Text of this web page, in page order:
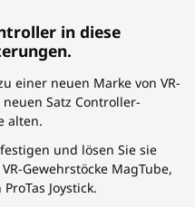
in diese
einer neuen Marke von VR-
Satz Controller-
alten.
und lösen Sie sie
Gewehrstöcke MagTube,
Joystick.